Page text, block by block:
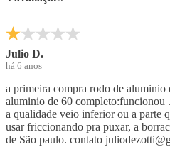
Julio D.
há 6 anos
a primeira compra rodo de
aluminio de 60 completo:funcionou
a qualidade veio inferior ou a parte
usar friccionando pra puxar, a
de São paulo. contato